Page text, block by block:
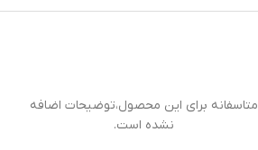
متاسفانه برای این محصول،توضیحات اضافه
نشده است.